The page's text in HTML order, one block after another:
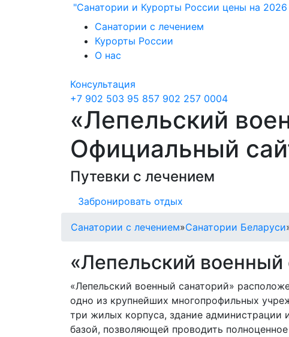
"Санатории и Курорты России цены на 2026
Санатории с лечением
Курорты России
О нас
Консультация
+7 902 503 95 857 902 257 0004
«Лепельский
Официальный
Путевки с лечением
Забронировать отдых
Санатории с лечением»Санатории Беларуси
«Лепельский военный
«Лепельский военный санаторий»
одно из крупнейших многопрофильных
три жилых корпуса, здание администрации
базой, позволяющей проводить